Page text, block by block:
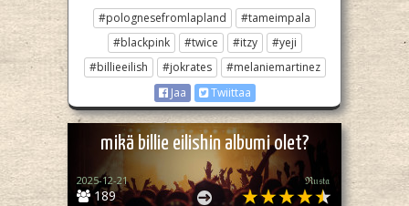
#polognesefromlapland
#tameimpala
#blackpink
#twice #itzy
#yeji
#billieeilish
#jokrates
#melaniemartinez
Jaa
Twiittaa
mikä billie eilishin albumi olet?
189
2025-12-21 ℜ𝔲𝔰𝔱𝔞